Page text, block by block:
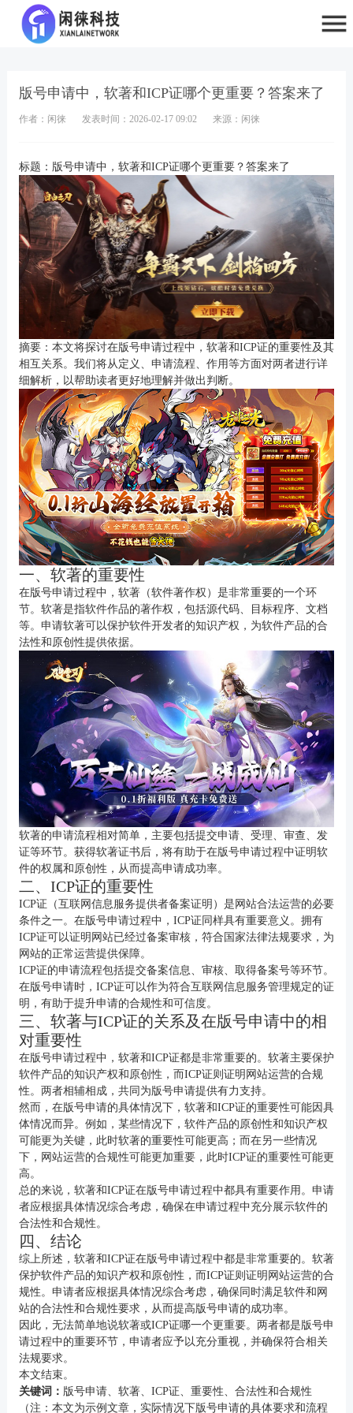
版号申请中，软著和ICP证哪个更重要？答案来了
作者：闲徕 发表时间：2026-02-17 09:02 来源：闲徕
标题：版号申请中，软著和ICP证哪个更重要？答案来了
摘要：本文将探讨在版号申请过程中，软著和ICP证的重要性及其
相互关系。我们将从定义、申请流程、作用等方面对两者进行详
细解析，以帮助读者更好地理解并做出判断。
一、软著的重要性
在版号申请过程中，软著（软件著作权）是非常重要的一个环
节。软著是指软件作品的著作权，包括源代码、目标程序、文档
等。申请软著可以保护软件开发者的知识产权，为软件产品的合
法性和原创性提供依据。
软著的申请流程相对简单，主要包括提交申请、受理、审查、发
证等环节。获得软著证书后，将有助于在版号申请过程中证明软
件的权属和原创性，从而提高申请成功率。
二、ICP证的重要性
ICP证（互联网信息服务提供者备案证明）是网站合法运营的必要
条件之一。在版号申请过程中，ICP证同样具有重要意义。拥有
ICP证可以证明网站已经过备案审核，符合国家法律法规要求，为
网站的正常运营提供保障。
ICP证的申请流程包括提交备案信息、审核、取得备案号等环节。
在版号申请时，ICP证可以作为符合互联网信息服务管理规定的证
明，有助于提升申请的合规性和可信度。
三、软著与ICP证的关系及在版号申请中的相
对重要性
在版号申请过程中，软著和ICP证都是非常重要的。软著主要保护
软件产品的知识产权和原创性，而ICP证则证明网站运营的合规
性。两者相辅相成，共同为版号申请提供有力支持。
然而，在版号申请的具体情况下，软著和ICP证的重要性可能因具
体情况而异。例如，某些情况下，软件产品的原创性和知识产权
可能更为关键，此时软著的重要性可能更高；而在另一些情况
下，网站运营的合规性可能更加重要，此时ICP证的重要性可能更
高。
总的来说，软著和ICP证在版号申请过程中都具有重要作用。申请
者应根据具体情况综合考虑，确保在申请过程中充分展示软件的
合法性和合规性。
四、结论
综上所述，软著和ICP证在版号申请过程中都是非常重要的。软著
保护软件产品的知识产权和原创性，而ICP证则证明网站运营的合
规性。申请者应根据具体情况综合考虑，确保同时满足软件和网
站的合法性和合规性要求，从而提高版号申请的成功率。
因此，无法简单地说软著或ICP证哪一个更重要。两者都是版号申
请过程中的重要环节，申请者应予以充分重视，并确保符合相关
法规要求。
本文结束。
关键词： 版号申请、软著、ICP证、重要性、合法性和合规性
（注：本文为示例文章，实际情况下版号申请的具体要求和流程